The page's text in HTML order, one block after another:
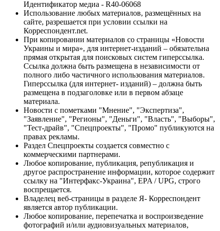
Идентификатор медиа - R40-06068
Использование любых материалов, размещённых на
сайте, разрешается при условии ссылки на
Корреспондент.net.
При копировании материалов со страницы «Новости
Украины и мира», для интернет-изданий – обязательна
прямая открытая для поисковых систем гиперссылка.
Ссылка должна быть размещена в независимости от
полного либо частичного использования материалов.
Гиперссылка (для интернет- изданий) – должна быть
размещена в подзаголовке или в первом абзаце
материала.
Новости с пометками "Мнение", "Экспертиза",
"Заявление", "Регионы", "Деньги", "Власть", "Выборы",
"Тест-драйв", "Спецпроекты", "Промо" публикуются на
правах рекламы.
Раздел Спецпроекты создается совместно с
коммерческими партнерами.
Любое копирование, публикация, републикация и
другое распространение информации, которое содержит
ссылку на "Интерфакс-Украина", EPA / UPG, строго
воспрещается.
Владелец веб-страницы в разделе Я- Корреспондент
является автор публикации.
Любое копирование, перепечатка и воспроизведение
фотографий и/или аудиовизуальных материалов,